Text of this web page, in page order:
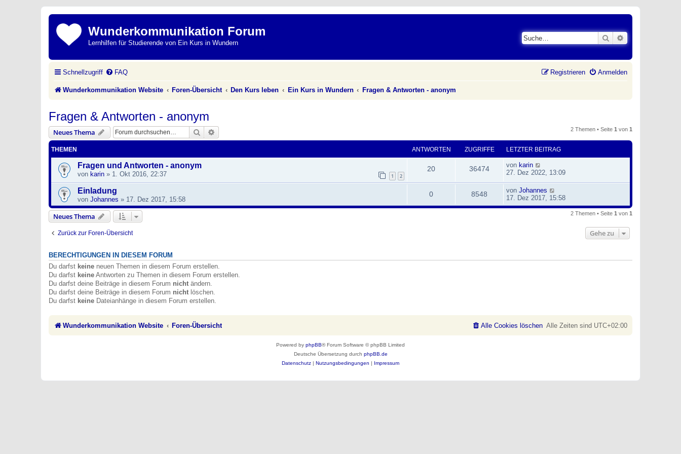
Wunderkommunikation Forum
Lernhilfen für Studierende von Ein Kurs in Wundern
Suche
Schnellzugriff FAQ Anmelden
Registrieren
Wunderkommunikation Website Foren-Übersicht Den Kurs leben Ein Kurs in Wundern Fragen & Antworten - anonym
Fragen & Antworten - anonym
Neues Thema Suche 2 Themen • Seite 1 von 1
THEMEN ANTWORTEN ZUGRIFFE LETZTER BEITRAG
Fragen und Antworten - anonym
von karin » 1. Okt 2016, 22:37 1 2
20 36474 von karin
27. Dez 2022, 13:09
Einladung
von Johannes » 17. Dez 2017, 15:58
0 8548 von Johannes
17. Dez 2017, 15:58
Neues Thema 2 Themen • Seite 1 von 1
Zurück zur Foren-Übersicht Gehe zu
BERECHTIGUNGEN IN DIESEM FORUM
Du darfst keine neuen Themen in diesem Forum erstellen.
Du darfst keine Antworten zu Themen in diesem Forum erstellen.
Du darfst deine Beiträge in diesem Forum nicht ändern.
Du darfst deine Beiträge in diesem Forum nicht löschen.
Du darfst keine Dateianhänge in diesem Forum erstellen.
Wunderkommunikation Website Foren-Übersicht Alle Zeiten sind UTC+02:00
Alle Cookies löschen
Powered by phpBB® Forum Software © phpBB Limited
Deutsche Übersetzung durch phpBB.de
Datenschutz | Nutzungsbedingungen | Impressum